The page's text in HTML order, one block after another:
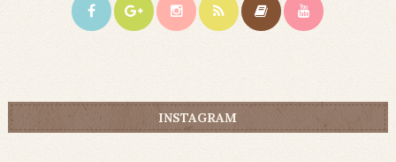
INSTAGRAM